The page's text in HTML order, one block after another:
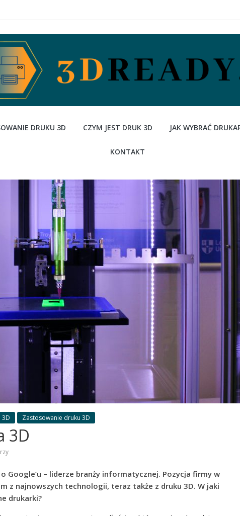
DRUKU 3D CZYM JEST DRUK 3D JAK WYBRAĆ
KONTAKT
Zastosowanie druku 3D
3D
Google’u – liderze branży informatycznej. Pozycja firmy w
z najnowszych technologii, teraz także z druku 3D. W jaki
drukarki?
Czym jest druk 3D
Druk 3D - nowa
5 technologii druku 3D
wybrać najlepszą?
29 listopada, 2021 Redakcja